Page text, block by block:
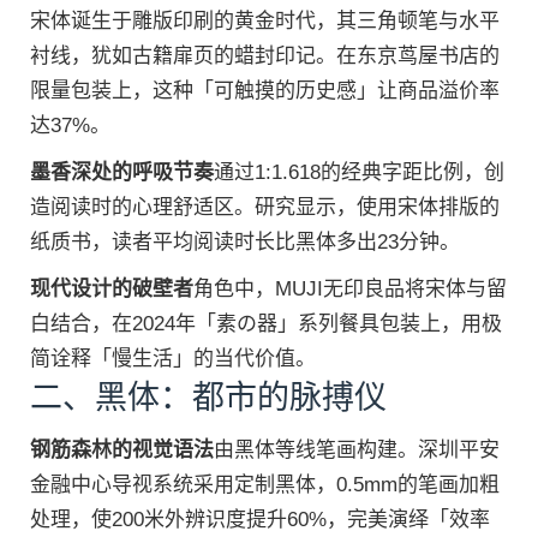
宋体诞生于雕版印刷的黄金时代，其三角顿笔与水平
衬线，犹如古籍扉页的蜡封印记。在东京茑屋书店的
限量包装上，这种「可触摸的历史感」让商品溢价率
达37%。
墨香深处的呼吸节奏通过1:1.618的经典字距比例，创
造阅读时的心理舒适区。研究显示，使用宋体排版的
纸质书，读者平均阅读时长比黑体多出23分钟。
现代设计的破壁者角色中，MUJI无印良品将宋体与留
白结合，在2024年「素の器」系列餐具包装上，用极
简诠释「慢生活」的当代价值。
二、黑体：都市的脉搏仪
钢筋森林的视觉语法由黑体等线笔画构建。深圳平安
金融中心导视系统采用定制黑体，0.5mm的笔画加粗
处理，使200米外辨识度提升60%，完美演绎「效率